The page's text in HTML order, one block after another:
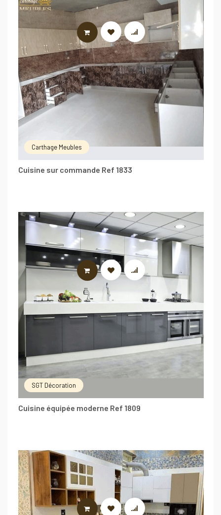
Carthage Meubles
Cuisine sur commande Ref 1833
LIRE LA SUITE
SGT Décoration
Cuisine équipée moderne Ref 1809
LIRE LA SUITE
LIRE LA SUITE